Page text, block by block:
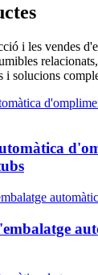
i les vendes
i solucions